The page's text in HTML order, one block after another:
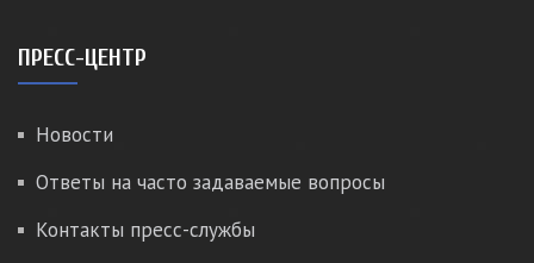
ПРЕСС-ЦЕНТР
Новости
Ответы на часто задаваемые вопросы
Контакты пресс-службы